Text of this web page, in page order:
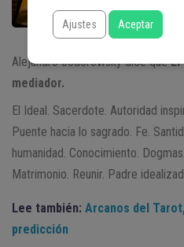
Alejandro Jodorowsky dice queEl
mediador.
El Ideal. Sacerdote. Autoridad
Puente hacia lo sagrado. Fe.
humanidad. Conocimiento.
Matrimonio. Reunir. Padre
Lee también: Arcanos del
predicción
Ajustes Aceptar